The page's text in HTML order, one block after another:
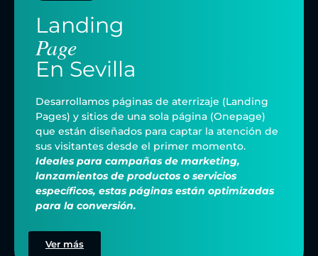
Landing
Page
En Sevilla
Desarrollamos páginas de aterrizaje (Landing
Pages) y sitios de una sola página (Onepage)
que están diseñados para captar la atención de
sus visitantes desde el primer momento.
Ideales para campañas de marketing,
lanzamientos de productos o servicios
específicos, estas páginas están optimizadas
para la conversión.
Ver más